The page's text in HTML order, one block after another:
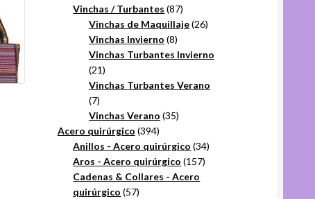
productos
Vinchas / Turbantes 8787
productos
Vinchas de Maquillaje 2626
Vinchas Invierno 88
productos
Vinchas Turbantes Invierno
2121
productos
Vinchas Turbantes Verano
77
productos
Vinchas Verano 3535
Acero quirúrgico 394394
productos
Anillos - Acero quirúrgico 3434
Aros - Acero quirúrgico 157157
Cadenas & Collares - Acero
quirúrgico 5757